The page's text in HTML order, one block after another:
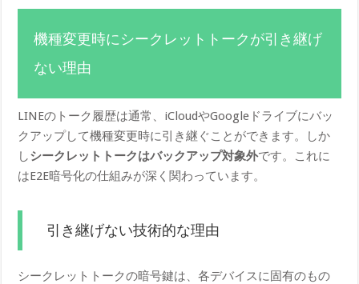
機種変更時にシークレットトークが引き継げ
ない理由
LINEのトーク履歴は通常、iCloudやGoogleドライブにバッ
クアップして機種変更時に引き継ぐことができます。しか
しシークレットトークはバックアップ対象外です。これに
はE2E暗号化の仕組みが深く関わっています。
引き継げない技術的な理由
シークレットトークの暗号鍵は、各デバイスに固有のもの